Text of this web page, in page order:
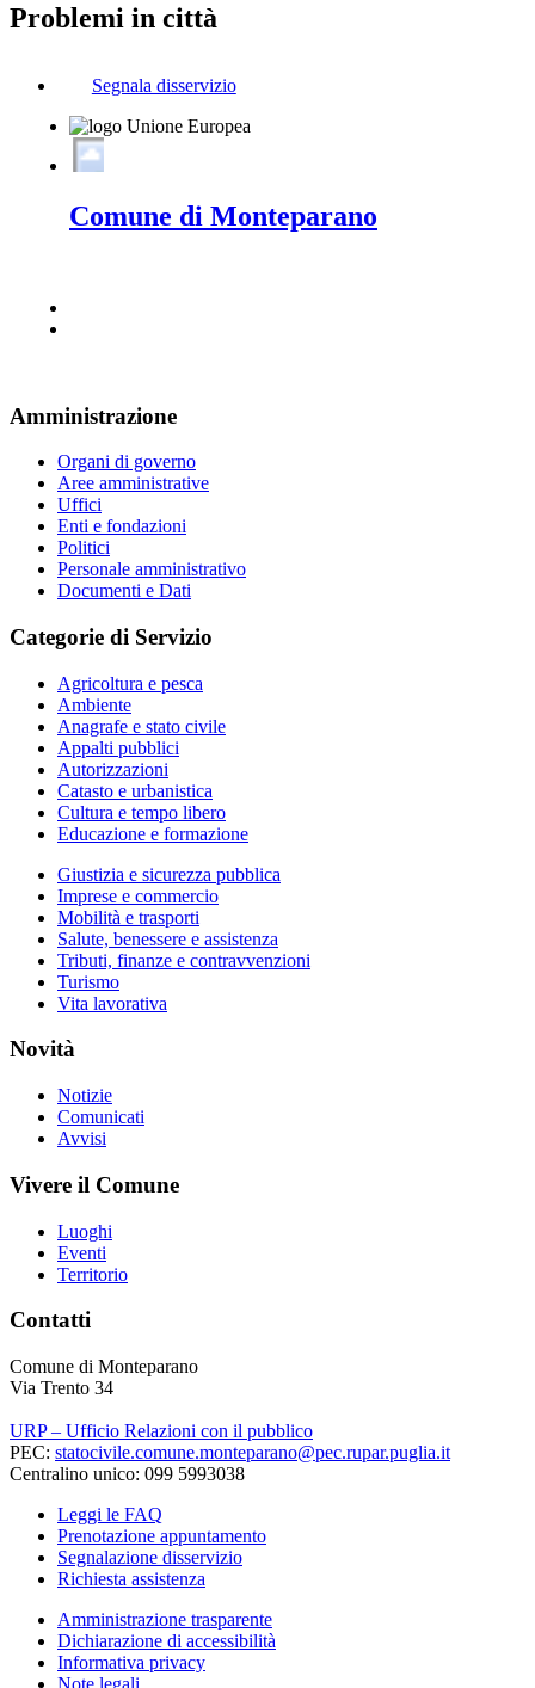
Problemi in città
Segnala disservizio
Comune di Monteparano
Amministrazione
Organi di governo
Aree amministrative
Uffici
Enti e fondazioni
Politici
Personale amministrativo
Documenti e Dati
Categorie di Servizio
Agricoltura e pesca
Ambiente
Anagrafe e stato civile
Appalti pubblici
Autorizzazioni
Catasto e urbanistica
Cultura e tempo libero
Educazione e formazione
Giustizia e sicurezza pubblica
Imprese e commercio
Mobilità e trasporti
Salute, benessere e assistenza
Tributi, finanze e contravvenzioni
Turismo
Vita lavorativa
Novità
Notizie
Comunicati
Avvisi
Vivere il Comune
Luoghi
Eventi
Territorio
Contatti
Comune di Monteparano
Via Trento 34
URP – Ufficio Relazioni con il pubblico
PEC: statocivile.comune.monteparano@pec.rupar.puglia.it
Centralino unico: 099 5993038
Leggi le FAQ
Prenotazione appuntamento
Segnalazione disservizio
Richiesta assistenza
Amministrazione trasparente
Dichiarazione di accessibilità
Informativa privacy
Note legali